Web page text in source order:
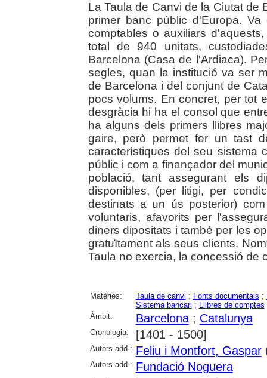
La Taula de Canvi de la Ciutat de
primer banc públic d'Europa.
comptables o auxiliars
total de 940 unitats,
Barcelona (Casa de l'Ardiaca).
segles, quan la institució va ser
de Barcelona i del conjunt de
pocs volums. En concret, per tot
desgràcia hi ha el consol que
ha alguns dels primers llibres
gaire, però permet fer un tast
característiques del seu sistema
públic i com a finançador del
població, tant assegurant els
disponibles, (per litigi, per
destinats a un ús posterior)
voluntaris, afavorits per
diners dipositats i també per les
gratuïtament als seus clients.
Taula no exercia, la concessió de
Matèries: Taula de canvi ; Fonts documentals ;
Sistema bancari ; Llibres de comptes
Àmbit:
Barcelona; Catalunya
Cronologia: [1401 - 1500]
Autors add.: Feliu i Montfort, Gaspar
Autors add.: Fundació Noguera